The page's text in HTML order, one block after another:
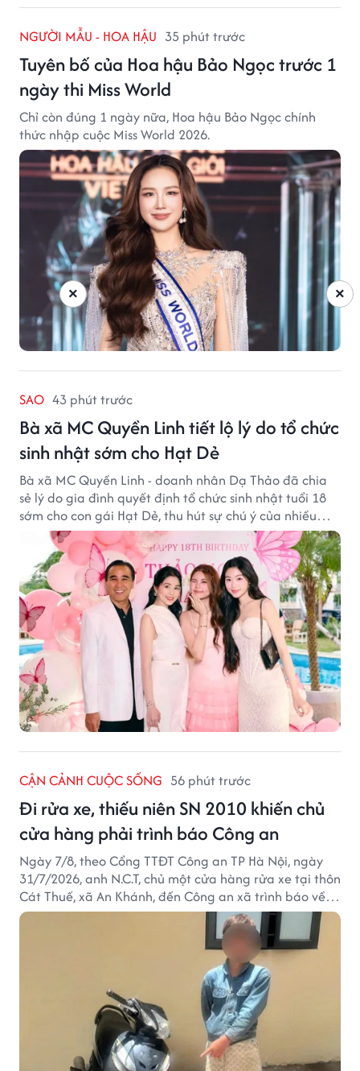
NGƯỜI MẪU - HOA HẬU 35 phút trước
Tuyên bố của Hoa hậu Bảo Ngọc trước 1
ngày thi Miss World
Chỉ còn đúng 1 ngày nữa, Hoa hậu Bảo Ngọc chính
thức nhập cuộc Miss World 2026.
SAO 43 phút trước
Bà xã MC Quyền Linh tiết lộ lý do tổ chức
sinh nhật sớm cho Hạt Dẻ
Bà xã MC Quyền Linh - doanh nhân Dạ Thảo đã chia
sẻ lý do gia đình quyết định tổ chức sinh nhật tuổi 18
sớm cho con gái Hạt Dẻ, thu hút sự chú ý của nhiều
người hâm mộ.
CẬN CẢNH CUỘC SỐNG 56 phút trước
Đi rửa xe, thiếu niên SN 2010 khiến chủ
cửa hàng phải trình báo Công an
Ngày 7/8, theo Cổng TTĐT Công an TP Hà Nội, ngày
31/7/2026, anh N.C.T, chủ một cửa hàng rửa xe tại thôn
Cát Thuế, xã An Khánh, đến Công an xã trình báo về
việc bị mất trộm chiếc xe máy Honda Wave. Trong cốp
xe còn có nhiều giấy tờ cá nhân và khoảng 1,2 triệu
×
×